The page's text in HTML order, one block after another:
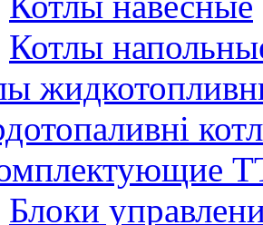
Котлы
Блоки